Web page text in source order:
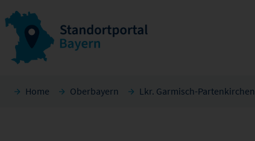
Home Oberbayern Lkr. Garmisch-Partenkirchen